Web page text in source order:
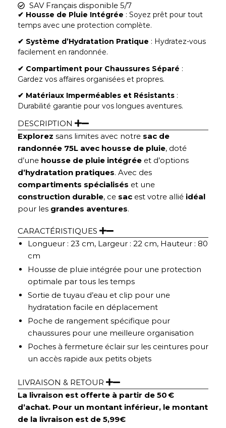
SAV Français disponible 5/7
✔︎ Housse de Pluie Intégrée : Soyez prêt pour tout
temps avec une protection complète.
✔︎ Système d’Hydratation Pratique : Hydratez-vous
facilement en randonnée.
✔︎ Compartiment pour Chaussures Séparé :
Gardez vos affaires organisées et propres.
✔︎ Matériaux Imperméables et Résistants :
Durabilité garantie pour vos longues aventures.
DESCRIPTION
Explorez sans limites avec notre sac de
randonnée 75L avec housse de pluie, doté
d’une housse de pluie intégrée et d’options
d’hydratation pratiques. Avec des
compartiments spécialisés et une
construction durable, ce sac est votre allié idéal
pour les grandes aventures.
CARACTÉRISTIQUES
Longueur : 23 cm, Largeur : 22 cm, Hauteur : 80
cm
Housse de pluie intégrée pour une protection
optimale par tous les temps
Sortie de tuyau d’eau et clip pour une
hydratation facile en déplacement
Poche de rangement spécifique pour
chaussures pour une meilleure organisation
Poches à fermeture éclair sur les ceintures pour
un accès rapide aux petits objets
LIVRAISON & RETOUR
La livraison est offerte à partir de 50 €
d’achat. Pour un montant inférieur, le montant
de la livraison est de 5,99€